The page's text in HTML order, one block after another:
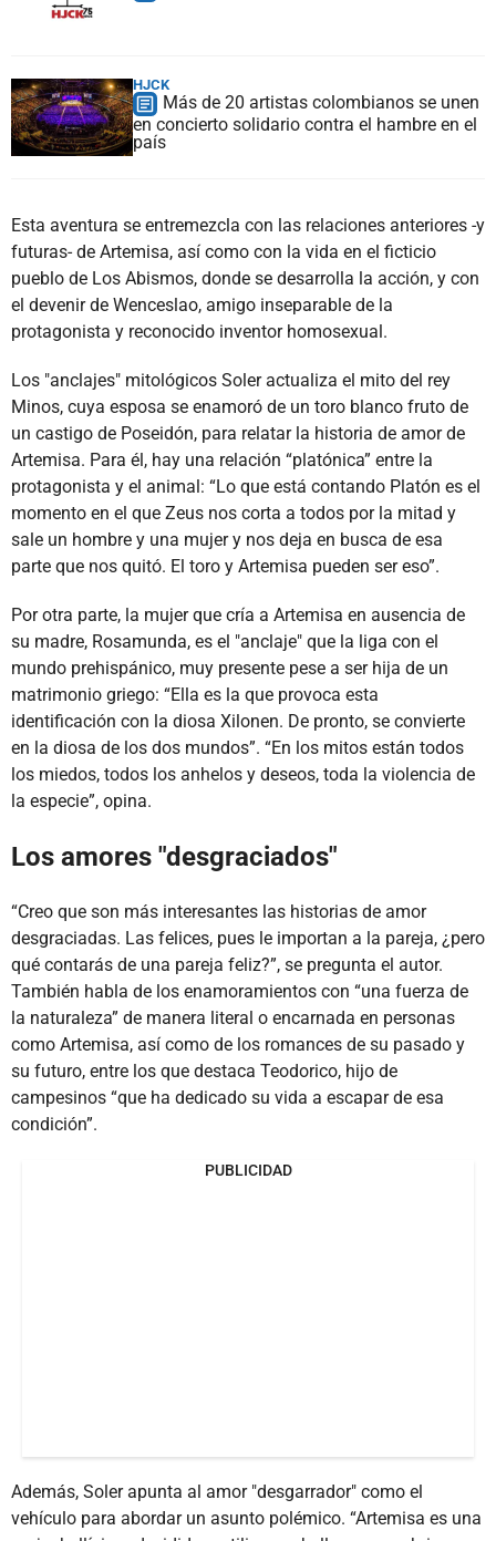
HJCK
Más de 20 artistas colombianos se unen
en concierto solidario contra el hambre en el
país
Esta aventura se entremezcla con las relaciones anteriores -y
futuras- de Artemisa, así como con la vida en el ficticio
pueblo de Los Abismos, donde se desarrolla la acción, y con
el devenir de Wenceslao, amigo inseparable de la
protagonista y reconocido inventor homosexual.
Los "anclajes" mitológicos Soler actualiza el mito del rey
Minos, cuya esposa se enamoró de un toro blanco fruto de
un castigo de Poseidón, para relatar la historia de amor de
Artemisa. Para él, hay una relación “platónica” entre la
protagonista y el animal: “Lo que está contando Platón es el
momento en el que Zeus nos corta a todos por la mitad y
sale un hombre y una mujer y nos deja en busca de esa
parte que nos quitó. El toro y Artemisa pueden ser eso”.
Por otra parte, la mujer que cría a Artemisa en ausencia de
su madre, Rosamunda, es el "anclaje" que la liga con el
mundo prehispánico, muy presente pese a ser hija de un
matrimonio griego: “Ella es la que provoca esta
identificación con la diosa Xilonen. De pronto, se convierte
en la diosa de los dos mundos”. “En los mitos están todos
los miedos, todos los anhelos y deseos, toda la violencia de
la especie”, opina.
Los amores "desgraciados"
“Creo que son más interesantes las historias de amor
desgraciadas. Las felices, pues le importan a la pareja, ¿pero
qué contarás de una pareja feliz?”, se pregunta el autor.
También habla de los enamoramientos con “una fuerza de
la naturaleza” de manera literal o encarnada en personas
como Artemisa, así como de los romances de su pasado y
su futuro, entre los que destaca Teodorico, hijo de
campesinos “que ha dedicado su vida a escapar de esa
condición”.
PUBLICIDAD
Además, Soler apunta al amor "desgarrador" como el
vehículo para abordar un asunto polémico. “Artemisa es una